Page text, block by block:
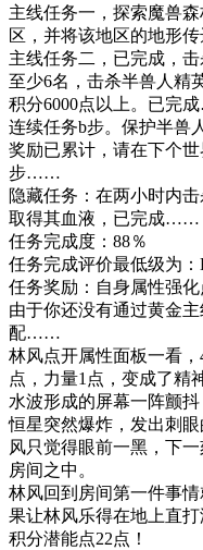
主线任务一，探索魔兽
区，并将该地区的地形
主线任务二，已完成，
至少6名，击杀半兽人精
积分6000点以上。已完
连续任务b步。保护半兽
奖励已累计，请在下个
步……
隐藏任务：在两小时内
取得其血液，已完成……
任务完成度：88％
任务完成评价最低级为：
任务奖励：自身属性强
由于你还没有通过黄金
配……
林风点开属性面板一看
点，力量1点，变成了精
水波形成的屏幕一阵颤
恒星突然爆炸，发出刺
风只觉得眼前一黑，下
房间之中。
林风回到房间第一件事
果让林风乐得在地上直打
积分潜能点22点！